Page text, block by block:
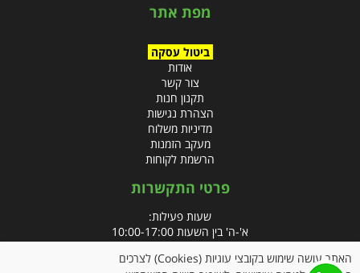
מפת אתר
ביטול עסקה
אודות
צור קשר
תקנון חנות
הצהרת נגישות
מדיניות משלוח
מעקב הזמנות
הרשמת לקוחות
פרטי התקשרות
שעות פעילות:
א'-ה' בין השעות 10:00-17:00
טלפון:
האתר עושה שימוש בקובצי עוגיות (Cookies) לצרכים